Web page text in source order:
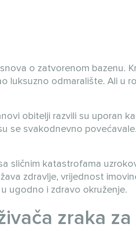
o zatvorenom bazenu.
luksuzno odmaralište. Ali u
obitelji razvili su uporan
se svakodnevno
sličnim katastrofama
zdravlje, vrijednost
ugodno i zdravo okruženje.
zraka za